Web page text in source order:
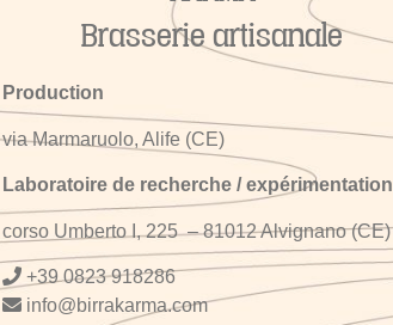
Brasserie artisanale
Production
via Marmaruolo, Alife (CE)
Laboratoire de recherche / expérimentation
corso Umberto I, 225 – 81012 Alvignano (CE)
+39 0823 918286
info@birrakarma.com